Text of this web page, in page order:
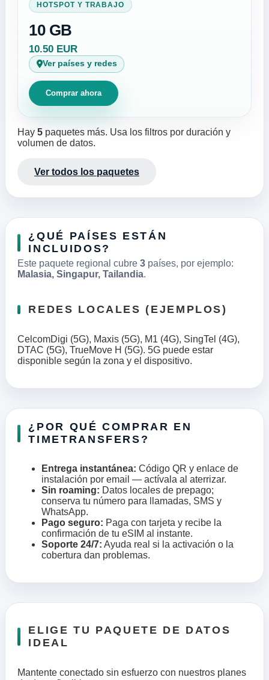
HOTSPOT Y TRABAJO
10 GB
10.50 EUR
Ver países y redes
Comprar ahora
Hay 5 paquetes más. Usa los filtros por duración y
volumen de datos.
Ver todos los paquetes
¿QUÉ PAÍSES ESTÁN
INCLUIDOS?
Este paquete regional cubre 3 países, por ejemplo:
Malasia, Singapur, Tailandia.
REDES LOCALES (EJEMPLOS)
CelcomDigi (5G), Maxis (5G), M1 (4G), SingTel (4G),
DTAC (5G), TrueMove H (5G). 5G puede estar
disponible según la zona y el dispositivo.
¿POR QUÉ COMPRAR EN
TIMETRANSFERS?
Entrega instantánea: Código QR y enlace de
instalación por email — actívala al aterrizar.
Sin roaming: Datos locales de prepago;
conserva tu número para llamadas, SMS y
WhatsApp.
Pago seguro: Paga con tarjeta y recibe la
confirmación de tu eSIM al instante.
Soporte 24/7: Ayuda real si la activación o la
cobertura dan problemas.
ELIGE TU PAQUETE DE DATOS
IDEAL
Mantente conectado sin esfuerzo con nuestros planes